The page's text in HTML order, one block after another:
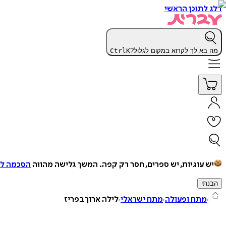
דלג לתוכן הראשי
מה בא לך לקרוא במקום לגלול? CtrlK
יש עוגיות, יש ספרים, חסר רק קפה. המשך גלישה מהווה הסכמה
הבנתי
מתח ופעולה מתח ישראלי לילה ארוך בפריז